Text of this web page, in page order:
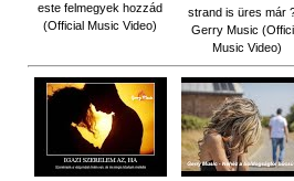
este felmegyek hozzád
(Official Music Video)
strand is üres már
Gerry Music
Music Video)